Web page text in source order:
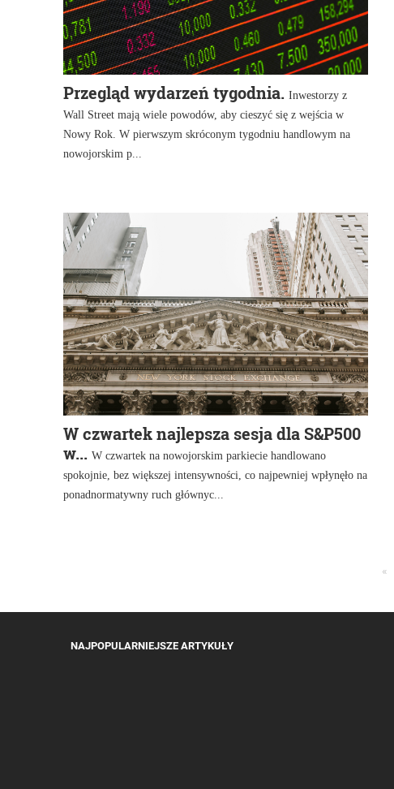
Przegląd wydarzeń tygodnia. Inwestorzy z
Wall Street mają wiele powodów, aby cieszyć się z wejścia w
Nowy Rok. W pierwszym skróconym tygodniu handlowym na
nowojorskim p...
W czwartek najlepsza sesja dla S&P500
w... W czwartek na nowojorskim parkiecie handlowano
spokojnie, bez większej intensywności, co najpewniej wpłynęło na
ponadnormatywny ruch głównyc...
«
NAJPOPULARNIEJSZE ARTYKUŁY